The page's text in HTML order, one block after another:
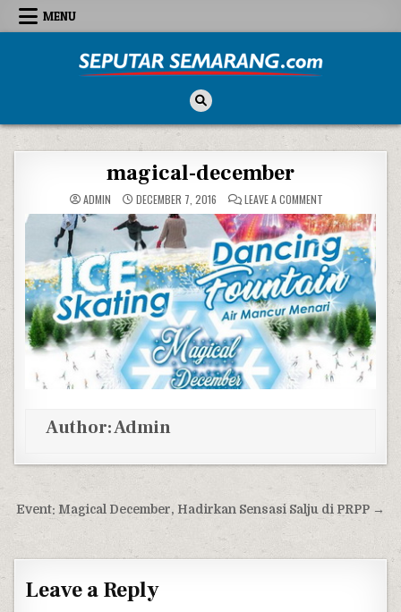
Skip to content
MENU
magical-december
ADMIN DECEMBER 7, 2016 LEAVE A COMMENTON MAGICAL-
Author:Admin
Post navigation
Event: Magical December, Hadirkan Sensasi Salju di PRPP →
Leave a Reply